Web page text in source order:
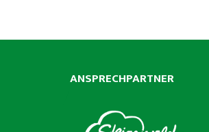
ANSPRECHPARTNER